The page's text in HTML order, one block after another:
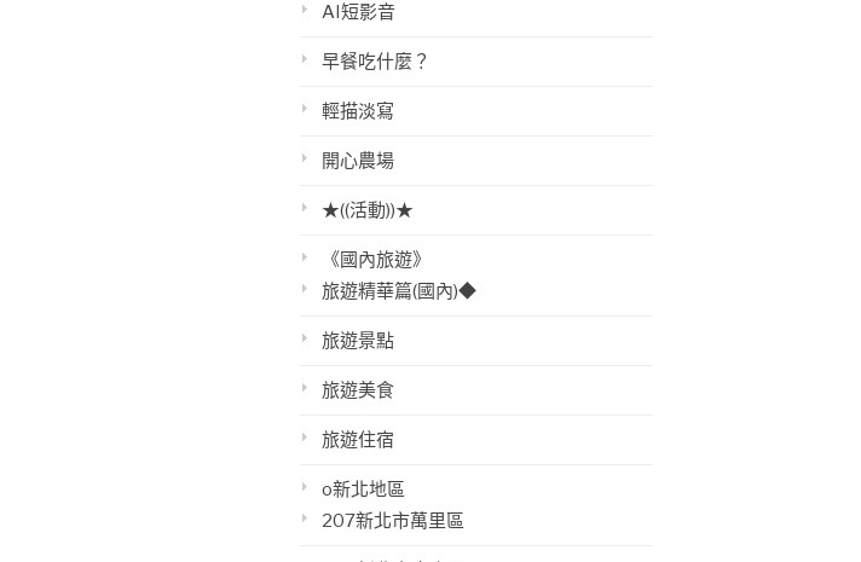
AI短影音
早餐吃什麼？
輕描淡寫
開心農場
★((活動))★
《國內旅遊》
旅遊精華篇(國內)◆
旅遊景點
旅遊美食
旅遊住宿
o新北地區
207新北市萬里區